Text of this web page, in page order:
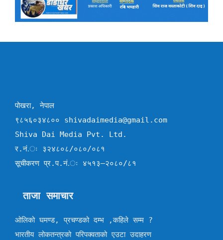
पोखरा, नेपाल
९८५६०३४८०० shivadaimedia@gmail.com
Shiva Dai Media Pvt. Ltd.
र.नं.ः ३२४८०८/०८०/०८१
सूचीकरण प्र.प.नं.ः ४५१३–२०८०/८१
ताजा समाचार
ओलिको घमण्ड, प्रचण्डको दम्भ ,कहिले सम्म ?
भारतीय लोकतन्त्रको परिपक्वताको एउटा उदाहरण